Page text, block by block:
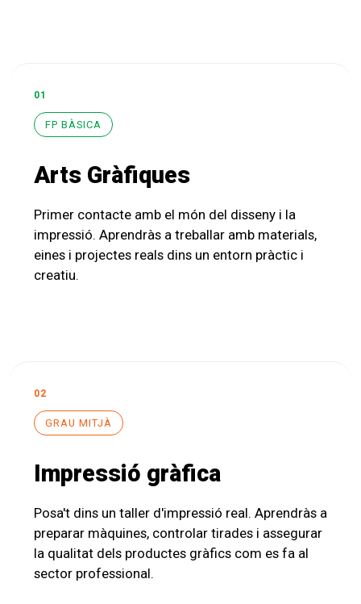
01
FP BÀSICA
Arts Gràfiques
Primer contacte amb el món del disseny i la
impressió. Aprendràs a treballar amb materials,
eines i projectes reals dins un entorn pràctic i
creatiu.
02
GRAU MITJÀ
Impressió gràfica
Posa't dins un taller d'impressió real. Aprendràs a
preparar màquines, controlar tirades i assegurar
la qualitat dels productes gràfics com es fa al
sector professional.